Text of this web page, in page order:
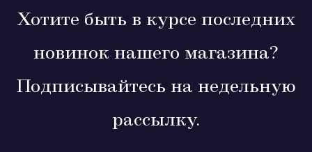
Хотите быть в курсе последних
новинок нашего магазина?
Подписывайтесь на недельную
рассылку.